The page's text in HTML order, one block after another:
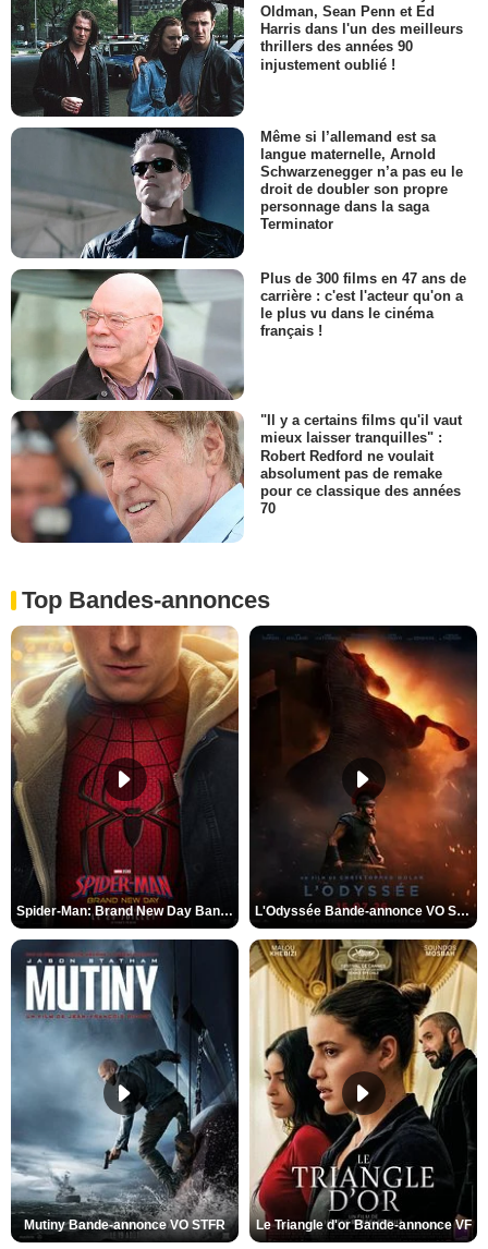
Oldman, Sean Penn et Ed
Harris dans l'un des meilleurs
thrillers des années 90
injustement oublié !
Même si l’allemand est sa
langue maternelle, Arnold
Schwarzenegger n’a pas eu le
droit de doubler son propre
personnage dans la saga
Terminator
Plus de 300 films en 47 ans de
carrière : c'est l'acteur qu'on a
le plus vu dans le cinéma
français !
"Il y a certains films qu'il vaut
mieux laisser tranquilles" :
Robert Redford ne voulait
absolument pas de remake
pour ce classique des années
70
Top Bandes-annonces
Spider-Man: Brand New Day Bande-annonce VO STFR L'Odyssée Bande-annonce VO STFR
Mutiny Bande-annonce VO STFR Le Triangle d'or Bande-annonce VF